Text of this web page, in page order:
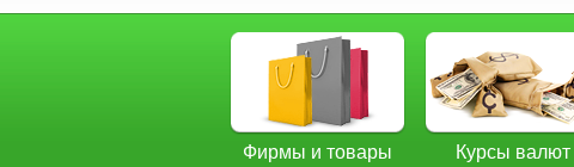
Фирмы и товары Курсы валют